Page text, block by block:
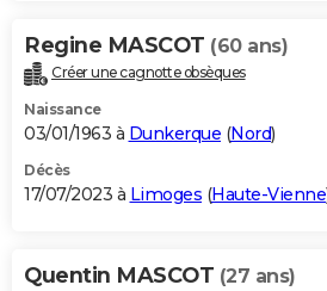
Regine MASCOT (60 ans)
Créer une cagnotte obsèques
Naissance
03/01/1963 à Dunkerque (Nord)
Décès
17/07/2023 à Limoges (Haute-Vienne
Quentin MASCOT (27 ans)